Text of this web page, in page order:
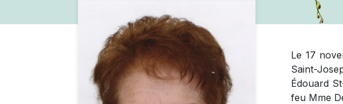
Le 17
Saint-
Édouard
feu Mme